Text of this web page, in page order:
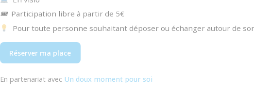
🎟 Participation libre à partir de 5€
Pour toute personne souhaitant déposer ou échanger autour de
Réserver ma place
En partenariat avec Un doux moment pour soi